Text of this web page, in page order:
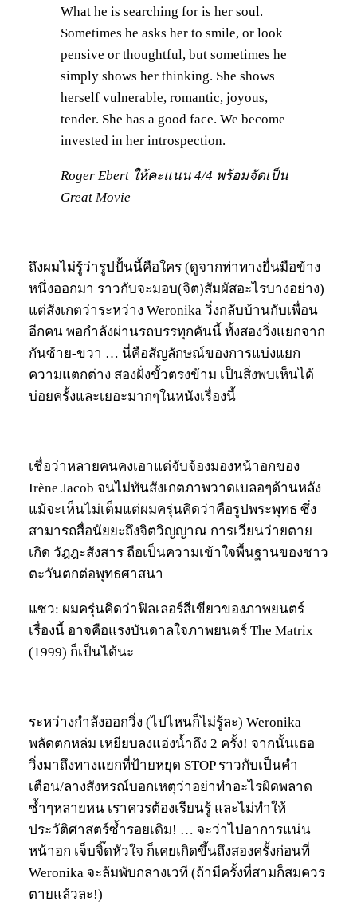
What he is searching for is her soul.
Sometimes he asks her to smile, or look
pensive or thoughtful, but sometimes he
simply shows her thinking. She shows
herself vulnerable, romantic, joyous,
tender. She has a good face. We become
invested in her introspection.
Roger Ebert ให้คะแนน 4/4 พร้อมจัดเป็น
Great Movie
ถึงผมไม่รู้ว่ารูปปั้นนี้คือใคร (ดูจากท่าทางยื่นมือข้าง
หนึ่งออกมา ราวกับจะมอบ(จิต)สัมผัสอะไรบางอย่าง)
แต่สังเกตว่าระหว่าง Weronika วิ่งกลับบ้านกับเพื่อน
อีกคน พอกำลังผ่านรถบรรทุกคันนี้ ทั้งสองวิ่งแยกจาก
กันซ้าย-ขวา … นี่คือสัญลักษณ์ของการแบ่งแยก
ความแตกต่าง สองฝั่งขั้วตรงข้าม เป็นสิ่งพบเห็นได้
บ่อยครั้งและเยอะมากๆในหนังเรื่องนี้
เชื่อว่าหลายคนคงเอาแต่จับจ้องมองหน้าอกของ
Irène Jacob จนไม่ทันสังเกตภาพวาดเบลอๆด้านหลัง
แม้จะเห็นไม่เต็มแต่ผมครุ่นคิดว่าคือรูปพระพุทธ ซึ่ง
สามารถสื่อนัยยะถึงจิตวิญญาณ การเวียนว่ายตาย
เกิด วัฎฎะสังสาร ถือเป็นความเข้าใจพื้นฐานของชาว
ตะวันตกต่อพุทธศาสนา
แซว: ผมครุ่นคิดว่าฟิลเลอร์สีเขียวของภาพยนตร์
เรื่องนี้ อาจคือแรงบันดาลใจภาพยนตร์ The Matrix
(1999) ก็เป็นได้นะ
ระหว่างกำลังออกวิ่ง (ไปไหนก็ไม่รู้ละ) Weronika
พลัดตกหล่ม เหยียบลงแอ่งน้ำถึง 2 ครั้ง! จากนั้นเธอ
วิ่งมาถึงทางแยกที่ป้ายหยุด STOP ราวกับเป็นคำ
เตือน/ลางสังหรณ์บอกเหตุว่าอย่าทำอะไรผิดพลาด
ซ้ำๆหลายหน เราควรต้องเรียนรู้ และไม่ทำให้
ประวัติศาสตร์ซ้ำรอยเดิม! … จะว่าไปอาการแน่น
หน้าอก เจ็บจิ๊ดหัวใจ ก็เคยเกิดขึ้นถึงสองครั้งก่อนที่
Weronika จะล้มพับกลางเวที (ถ้ามีครั้งที่สามก็สมควร
ตายแล้วละ!)